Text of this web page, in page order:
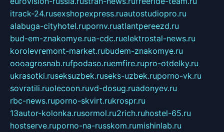
itrack-24.rusexshopexpress.ruautostudiopro.ru
alabuga-cityhotel.rupornv.ruatlantpereezd.ru
bud-em-znakomye.rua-cdc.ruelektrostal-news.ru
korolevremont-market.rubudem-znakomye.ru
oooagrosnab.rufpodaso.ruemfire.rupro-otdelky.ru
ukrasotki.ruseksuzbek.ruseks-uzbek.ruporno-vk.ru
sovratili.ruolecoon.ruvd-dosug.ruadonyev.ru
rbc-news.ruporno-skvirt.rukrospr.ru
13autor-kolonka.rusormol.ru2rich.ruhostel-65.ru
hostserve.ruporno-na-russkom.rumishinlab.ru